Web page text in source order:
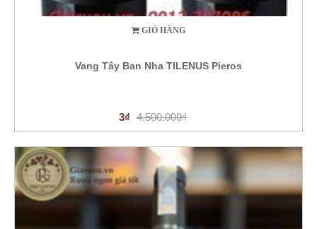
GIỎ HÀNG
Vang Tây Ban Nha TILENUS Pieros
3₫ 4.500.000₫